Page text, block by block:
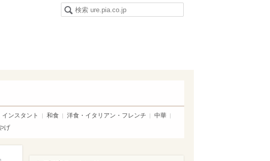
ンスタント 和食 洋食・イタリアン・フレンチ
中華
げ